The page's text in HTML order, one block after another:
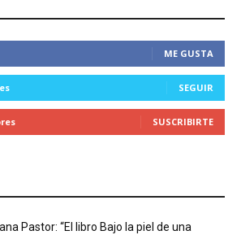
ME GUSTA
SEGUIR
SUSCRIBIRTE
Pastor: “El libro Bajo la piel de una